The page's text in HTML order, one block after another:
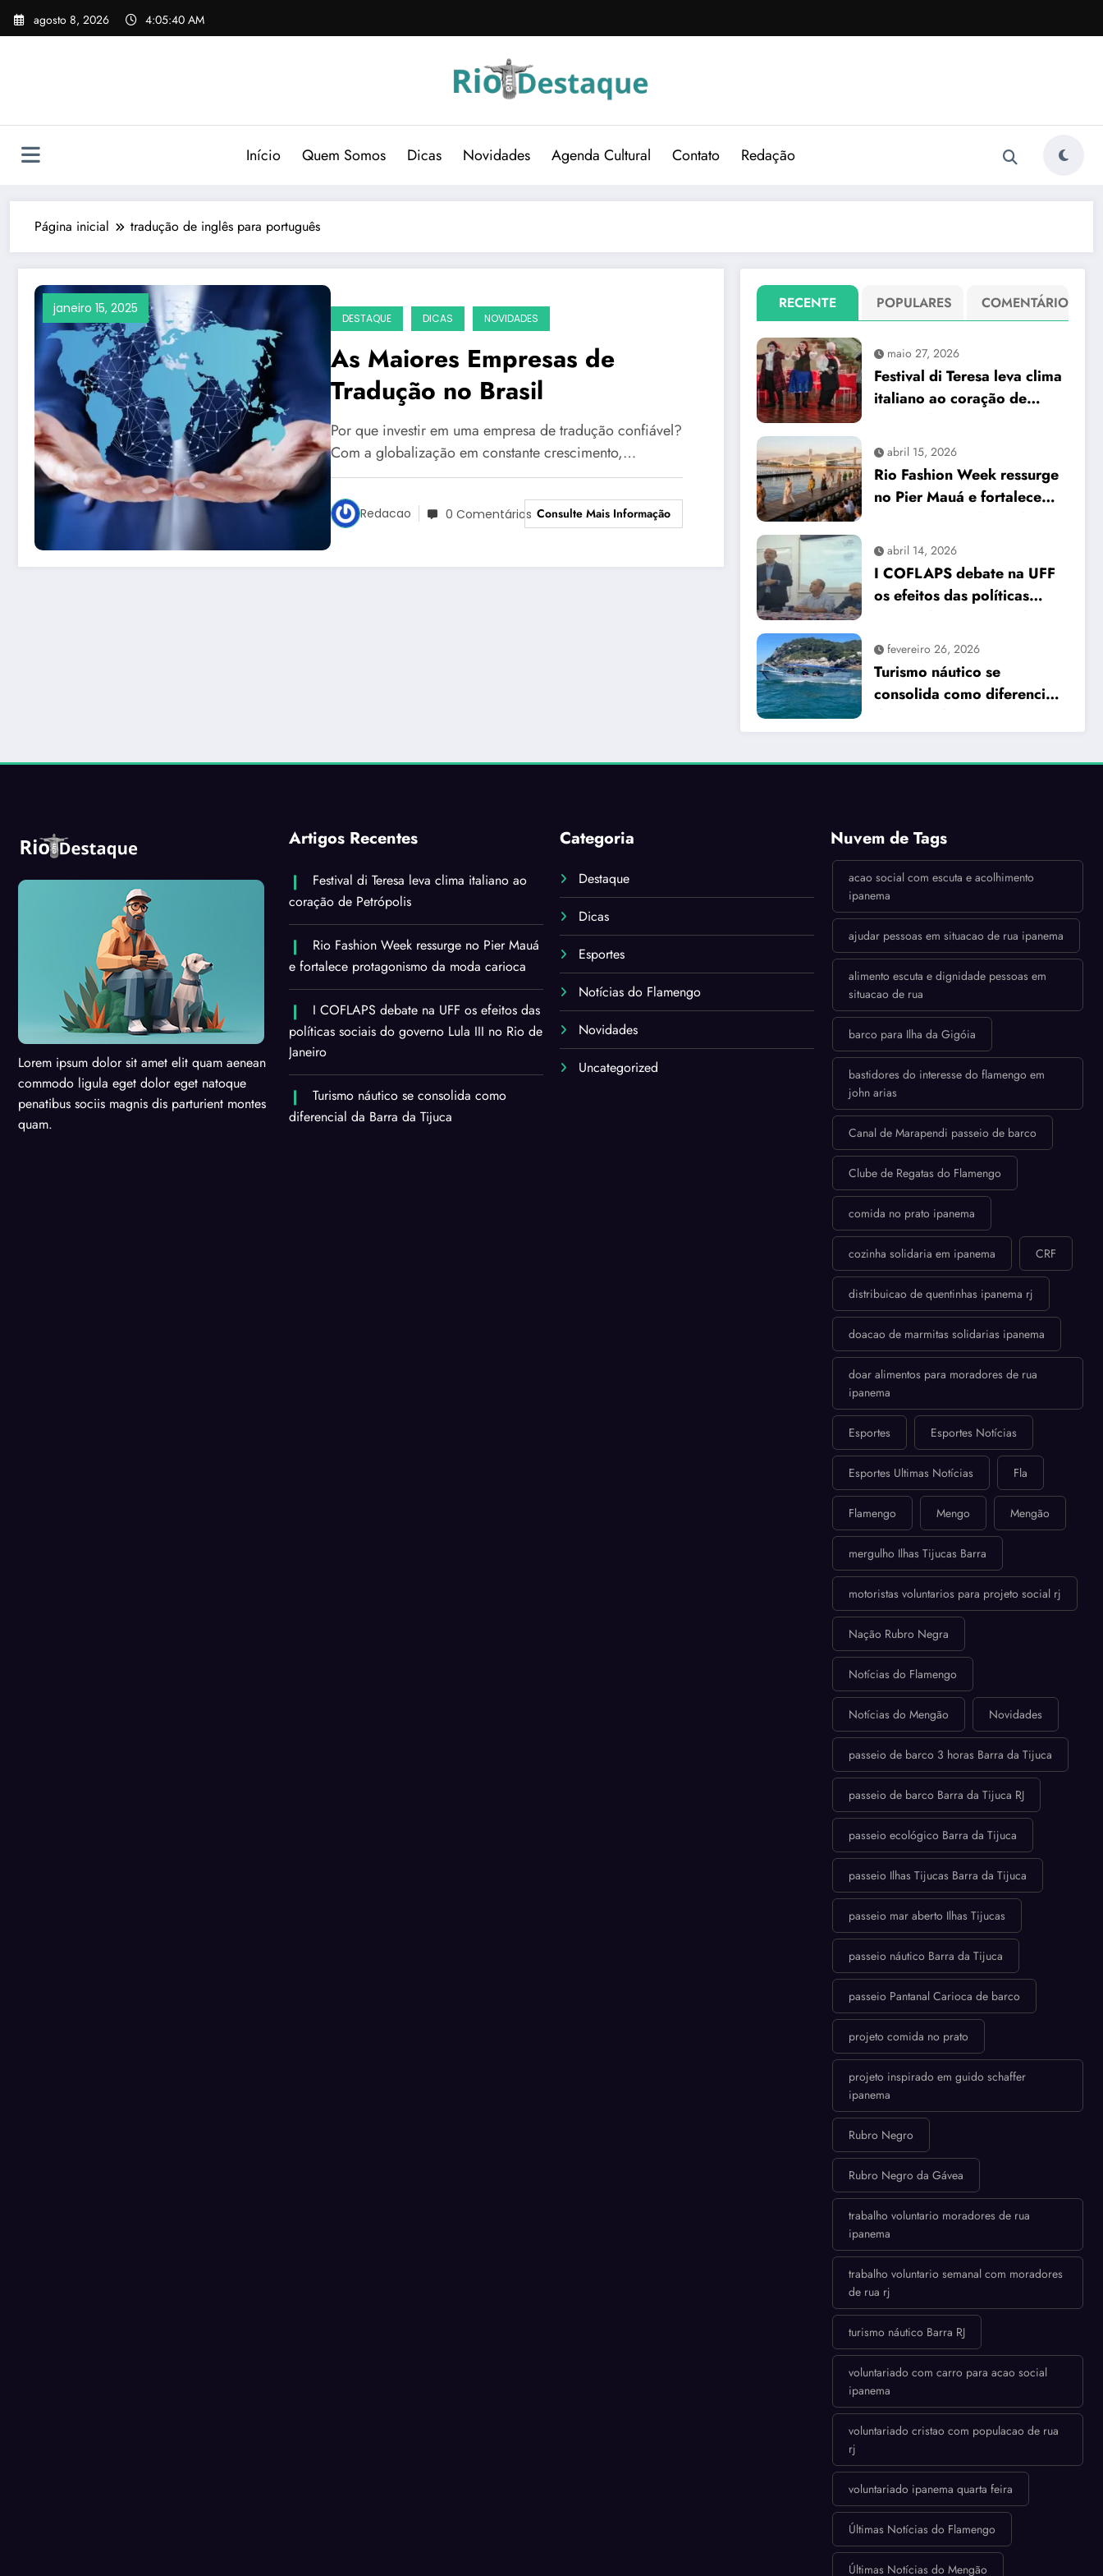
Pular
para
agosto 8, 2026 4:05:41 AM
Início Quem Somos Dicas Novidades Agenda Cultural Contato Redação
Página inicial tradução de inglês para português
janeiro 15, 2025
DESTAQUE DICAS NOVIDADES
As Maiores Empresas de
Tradução no Brasil
Por que investir em uma empresa de tradução confiável?
Com a globalização em constante crescimento,…
Redacao 0 Comentários Consulte Mais Informação
RECENTE POPULARES COMENTÁRIO
maio 27, 2026
Festival di Teresa leva clima
italiano ao coração de
abril 15, 2026
Rio Fashion Week ressurge
no Pier Mauá e fortalece
carioca
abril 14, 2026
I COFLAPS debate na UFF
os efeitos das políticas
no Rio de Janeiro
fevereiro 26, 2026
Turismo náutico se
consolida como diferencial
Lorem ipsum dolor sit amet elit quam aenean
commodo ligula eget dolor eget natoque
penatibus sociis magnis dis parturient montes
quam.
Artigos Recentes
Festival di Teresa leva clima italiano ao
coração de Petrópolis
Rio Fashion Week ressurge no Pier Mauá
e fortalece protagonismo da moda carioca
I COFLAPS debate na UFF os efeitos das
políticas sociais do governo Lula III no Rio de
Janeiro
Turismo náutico se consolida como
diferencial da Barra da Tijuca
Categoria
Destaque
Dicas
Esportes
Notícias do Flamengo
Novidades
Uncategorized
Nuvem de Tags
acao social com escuta e acolhimento
ipanema
ajudar pessoas em situacao de rua ipanema
alimento escuta e dignidade pessoas em
situacao de rua
barco para Ilha da Gigóia
bastidores do interesse do flamengo em
john arias
Canal de Marapendi passeio de barco
Clube de Regatas do Flamengo
comida no prato ipanema
cozinha solidaria em ipanema CRF
distribuicao de quentinhas ipanema rj
doacao de marmitas solidarias ipanema
doar alimentos para moradores de rua
ipanema
Esportes Esportes Notícias
Esportes Ultimas Notícias Fla
Flamengo Mengo Mengão
mergulho Ilhas Tijucas Barra
motoristas voluntarios para projeto social rj
Nação Rubro Negra
Notícias do Flamengo
Notícias do Mengão Novidades
passeio de barco 3 horas Barra da Tijuca
passeio de barco Barra da Tijuca RJ
passeio ecológico Barra da Tijuca
passeio Ilhas Tijucas Barra da Tijuca
passeio mar aberto Ilhas Tijucas
passeio náutico Barra da Tijuca
passeio Pantanal Carioca de barco
projeto comida no prato
projeto inspirado em guido schaffer
ipanema
Rubro Negro
Rubro Negro da Gávea
trabalho voluntario moradores de rua
ipanema
trabalho voluntario semanal com moradores
de rua rj
turismo náutico Barra RJ
voluntariado com carro para acao social
ipanema
voluntariado cristao com populacao de rua
rj
voluntariado ipanema quarta feira
Últimas Notícias do Flamengo
Últimas Notícias do Mengão